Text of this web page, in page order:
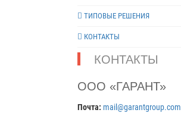
ТИПОВЫЕ РЕШЕНИЯ
КОНТАКТЫ
КОНТАКТЫ
ООО «ГАРАНТ»
Почта: mail@garantgroup.com